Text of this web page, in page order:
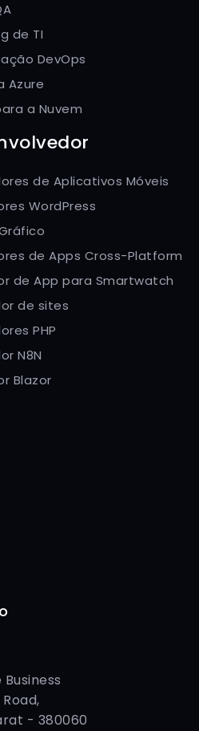
de TI
DevOps
Azure
a Nuvem
de Aplicativos Móveis
WordPress
de Apps Cross-Platform
de App para Smartwatch
de sites
PHP
N8N
Blazor
- 380060